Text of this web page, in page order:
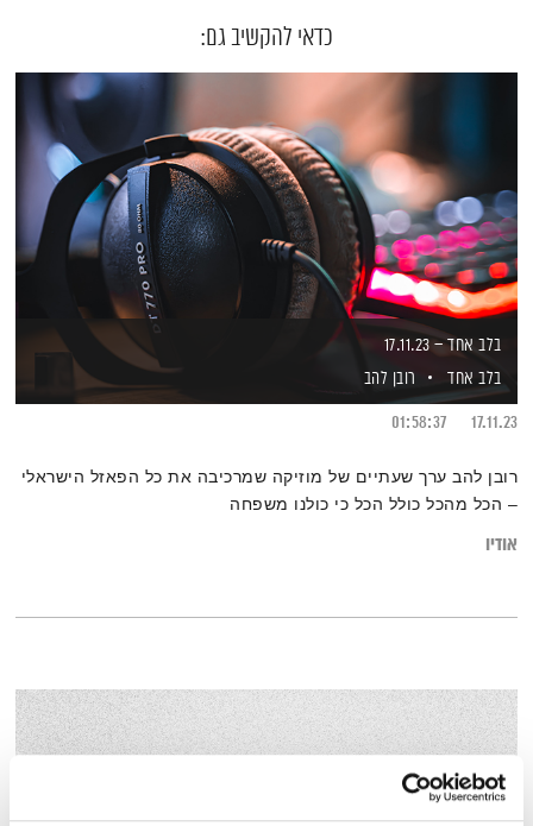
כדאי להקשיב גם:
בלב אחד – 17.11.23
בלב אחד
רובן להב
17.11.23
01:58:37
רובן להב ערך שעתיים של מוזיקה שמרכיבה את כל הפאזל הישראלי
– הכל מהכל כולל הכל כי כולנו משפחה
אודיו